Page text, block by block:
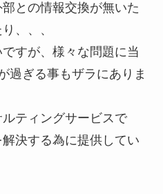
との情報交換が無いた
、、、
すが、様々な問題に当
過ぎる事もザラにありま
ティングサービスで
決する為に提供してい